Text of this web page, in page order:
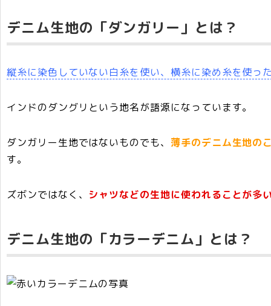
デニム生地の「ダンガリー」とは？
縦糸に染色していない白糸を使い、横糸に染め糸を使っ
インドのダングリという地名が語源になっています。
ダンガリー生地ではないものでも、 薄手のデニム生地の
す。
ズボンではなく、 シャツなどの生地に使われることが多
デニム生地の「カラーデニム」とは？